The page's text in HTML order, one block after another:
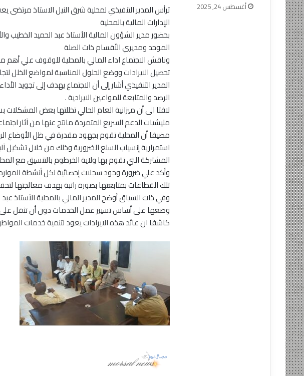
ترأس المدير التنفيذي لمحلية شرق النيل الاستاذ
الإدارات المالية بالمحلية
بحضور مدير الشؤون المالية الأستاذ عبد الحميد الخطيب
الموحد ومديري الأقسام ذات الصلة
وناقش الاجتماع اداء المالي بالمحلية للوقوف علي
تحصيل الايرادات ووضع الحلول المناسبة لمواضع الخلل
المدير التنفيذي أشار إلى أن الاجتماع يهدف إلى تجويد
الرصد والمتابعة للمواعين الايرادية .
لافتا الى أن ميزانية العام الحالي تخللتها بعض
مليشيات الدعم السريع المتمردة مانتج عنها من آثار
مضيفا أن المحلية تقوم بجهود مقدرة في ظل الأوضاع
استمرارية إنسياب السلع الضرورية وذلك من خلال تشكيل
المشتركة التي تقوم بها ولاية الخرطوم بالتنسيق مع
وأكد علي ضرورة وجود سجلات إحصائية لكل أنشطة
تلك القطاعات بمتابعتها بصورة راتبة بهدف معالجتها
وفي ذات السياق أوضح المدير المالي بالمحلية الأستاذ
وضعها على أساس تسيير عمل الخدمات دون أن تثقل
كاشفا ان عائد هذه الايرادات يعود لتنمية خدمات
إلكترونيا
أغسطس 24, 2025
كيف
نجح
فريق
عمل
الطوارئ
من
القومية
من
الانهيار
وتامين
الإمداد
المرافق
منذ 11 ساعة
كيف نجح فريق عمل الطوارئ
الكهرباء من انفاذ الشبكة. القومية
من الانهيار وتامين الإمداد المرافق
الحيوية